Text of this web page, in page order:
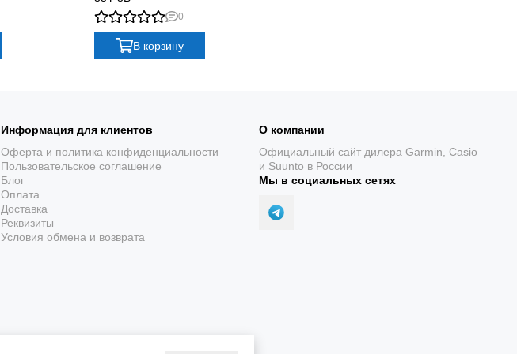
0
В корзину
Информация для клиентов
Оферта и политика конфиденциальности
Пользовательское соглашение
Блог
Оплата
Доставка
Реквизиты
Условия обмена и возврата
О компании
Официальный сайт дилера Garmin, Casio
и Suunto в России
Мы в социальных сетях